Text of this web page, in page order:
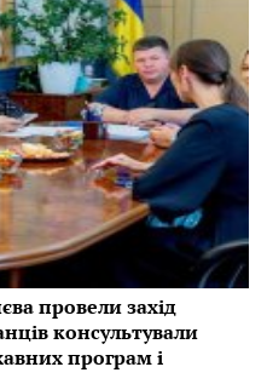
провели захід
консультували
програм і